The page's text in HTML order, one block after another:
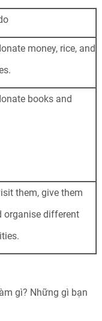
money, rice, and
books and
them, give them
organise different
gì? Những gì bạn